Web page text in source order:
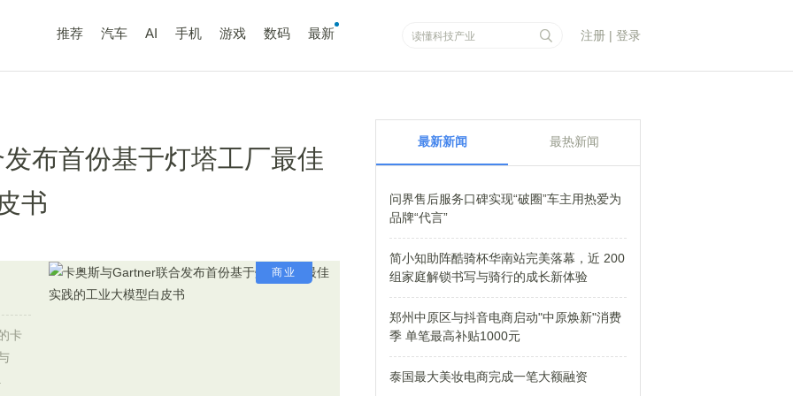
推荐 汽车 AI 手机 游戏 数码 最新 注册 | 登录
布首份基于灯塔工厂最佳
书
商业
卡
最新新闻 最热新闻
问界售后服务口碑实现“破圈”车主用热爱为
品牌“代言”
简小知助阵酷骑杯华南站完美落幕，近 200
组家庭解锁书写与骑行的成长新体验
郑州中原区与抖音电商启动"中原焕新"消费
季 单笔最高补贴1000元
泰国最大美妆电商完成一笔大额融资